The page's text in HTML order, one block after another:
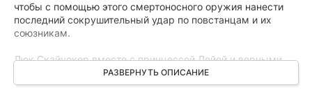
чтобы с помощью этого смертоносного оружия нанести
последний сокрушительный удар по повстанцам и их
союзникам.
Люк Скайуокер вместе с принцессой Лейей и верными
дроидами R2D2 и C-3PO отправляется спасать своего
друга Хана Соло, который попал в плен к отвратительному
РАЗВЕРНУТЬ ОПИСАНИЕ